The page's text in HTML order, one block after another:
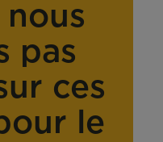
nous
pas
ces
le